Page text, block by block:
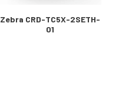
Zebra CRD-TC5X-2SETH-
01